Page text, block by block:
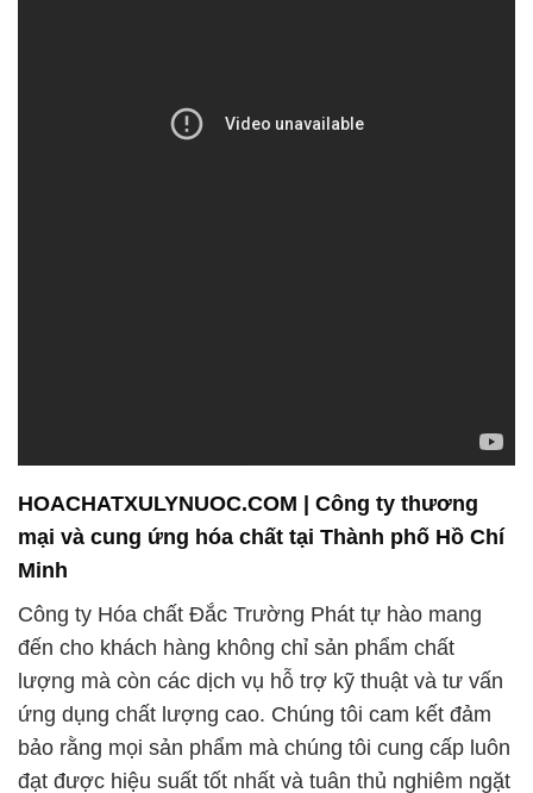
Công ty Hóa chất Đắc Trường Phát tự hào mang
đến cho khách hàng không chỉ sản phẩm chất
lượng mà còn các dịch vụ hỗ trợ kỹ thuật và tư vấn
ứng dụng chất lượng cao. Chúng tôi cam kết đảm
bảo rằng mọi sản phẩm mà chúng tôi cung cấp luôn
đạt được hiệu suất tốt nhất và tuân thủ nghiêm ngặt
các tiêu chuẩn an toàn. Sự tự tin và kinh nghiệm
của chúng tôi trong ngành hóa chất đã giúp nhiều
doanh nghiệp thành công và phát triển.
**1. Na2S2O4 – Sodium hydrosulfite**